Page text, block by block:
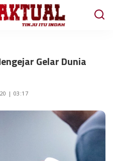
Gelar Dunia
| 03:17